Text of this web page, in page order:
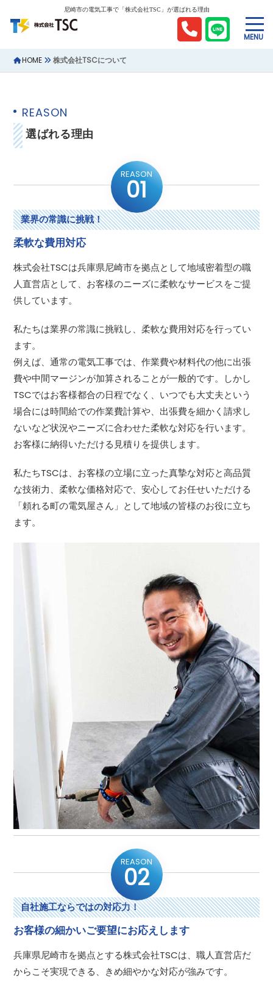
尼崎市の電気工事で「株式会社TSC」が選ばれる理由
MENU
HOME 株式会社TSCについて
REASON
選ばれる理由
REASON
01
業界の常識に挑戦！
柔軟な費用対応
株式会社TSCは兵庫県尼崎市を拠点として地域密着型の職
人直営店として、お客様のニーズに柔軟なサービスをご提
供しています。
私たちは業界の常識に挑戦し、柔軟な費用対応を行ってい
ます。
例えば、通常の電気工事では、作業費や材料代の他に出張
費や中間マージンが加算されることが一般的です。しかし
TSCではお客様都合の日程でなく、いつでも大丈夫という
場合には時間給での作業費計算や、出張費を細かく請求し
ないなど状況やニーズに合わせた柔軟な対応を行います。
お客様に納得いただける見積りを提供します。
私たちTSCは、お客様の立場に立った真摯な対応と高品質
な技術力、柔軟な価格対応で、安心してお任せいただける
「頼れる町の電気屋さん」として地域の皆様のお役に立ち
ます。
REASON
02
自社施工ならではの対応力！
お客様の細かいご要望にお応えします
兵庫県尼崎市を拠点とする株式会社TSCは、職人直営店だ
からこそ実現できる、きめ細やかな対応が強みです。